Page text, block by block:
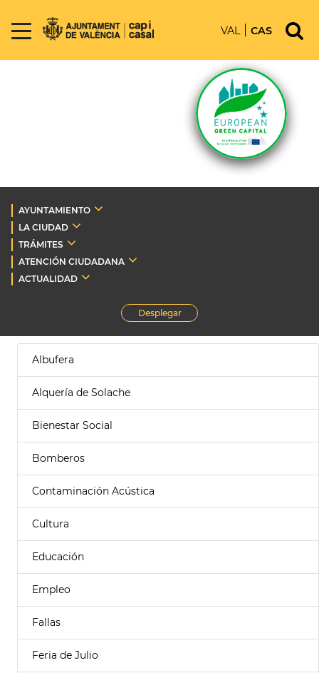
VAL CAS
AYUNTAMIENTO
LA CIUDAD
TRÁMITES
ATENCIÓN CIUDADANA
ACTUALIDAD
Desplegar
Albufera
Alquería de Solache
Bienestar Social
Bomberos
Contaminación Acústica
Cultura
Educación
Empleo
Fallas
Feria de Julio